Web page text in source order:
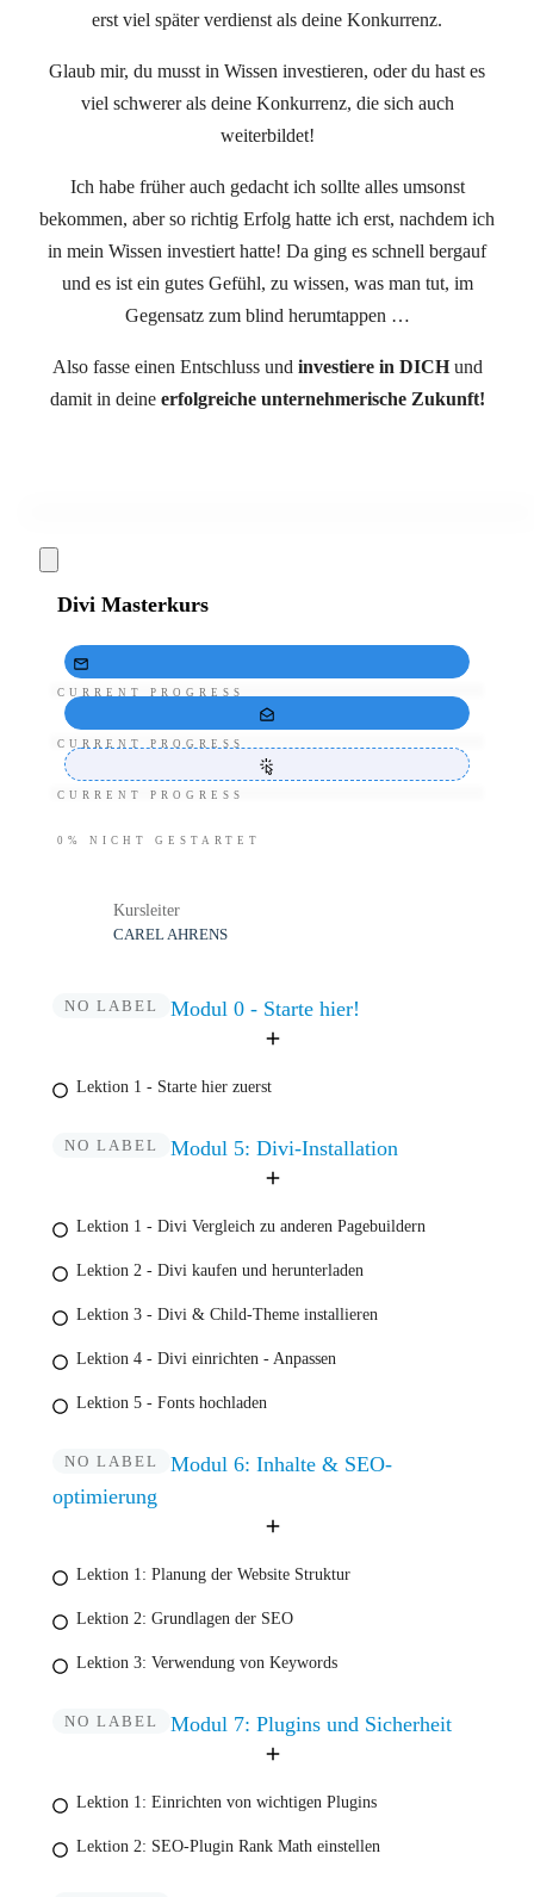
erst viel später verdienst als deine Konkurrenz.
Glaub mir, du musst in Wissen investieren, oder du hast es
viel schwerer als deine Konkurrenz, die sich auch
weiterbildet!
Ich habe früher auch gedacht ich sollte alles umsonst
bekommen, aber so richtig Erfolg hatte ich erst, nachdem ich
in mein Wissen investiert hatte! Da ging es schnell bergauf
und es ist ein gutes Gefühl, zu wissen, was man tut, im
Gegensatz zum blind herumtappen …
Also fasse einen Entschluss und investiere in DICHund
damit in deine erfolgreiche unternehmerische Zukunft!
Divi Masterkurs
CURRENT PROGRESS
CURRENT PROGRESS
CURRENT PROGRESS
0% NICHT GESTARTET
Kursleiter
CAREL AHRENS
NO LABEL Modul 0 - Starte hier!
Lektion 1 - Starte hier zuerst
NO LABEL Modul 5: Divi-Installation
Lektion 1 - Divi Vergleich zu anderen Pagebuildern
Lektion 2 - Divi kaufen und herunterladen
Lektion 3 - Divi & Child-Theme installieren
Lektion 4 - Divi einrichten - Anpassen
Lektion 5 - Fonts hochladen
NO LABEL
Modul 6: Inhalte & SEO-
optimierung
Lektion 1: Planung der Website Struktur
Lektion 2: Grundlagen der SEO
Lektion 3: Verwendung von Keywords
NO LABEL Modul 7: Plugins und Sicherheit
Lektion 1: Einrichten von wichtigen Plugins
Lektion 2: SEO-Plugin Rank Math einstellen